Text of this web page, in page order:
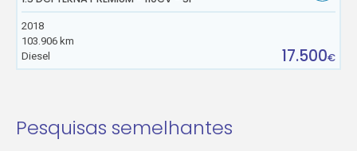
2018
103.906 km
Diesel
17.500€
Pesquisas semelhantes